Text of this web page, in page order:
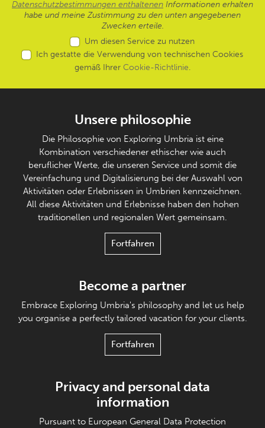
Datenschutzbestimmungen enthaltenen Informationen erhalten
habe und meine Zustimmung zu den unten angegebenen
Zwecken erteile.
Um diesen Service zu nutzen
Ich gestatte die Verwendung von technischen Cookies
gemäß Ihrer Cookie-Richtlinie.
Unsere philosophie
Die Philosophie von Exploring Umbria ist eine
Kombination verschiedener ethischer wie auch
beruflicher Werte, die unseren Service und somit die
Vereinfachung und Digitalisierung bei der Auswahl von
Aktivitäten oder Erlebnissen in Umbrien kennzeichnen.
All diese Aktivitäten und Erlebnisse haben den hohen
traditionellen und regionalen Wert gemeinsam.
Fortfahren
Become a partner
Embrace Exploring Umbria's philosophy and let us help
you organise a perfectly tailored vacation for your clients.
Fortfahren
Privacy and personal data
information
Pursuant to European General Data Protection